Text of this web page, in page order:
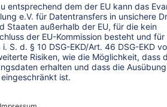
verringere sich.
als auf die Preise zu
Menschen das fliegen nicht
gebe es ja